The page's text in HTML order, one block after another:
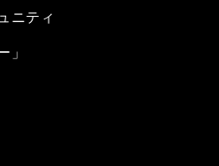
ニティ
」